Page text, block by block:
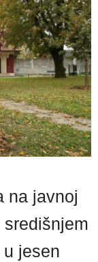
na javnoj
jesen